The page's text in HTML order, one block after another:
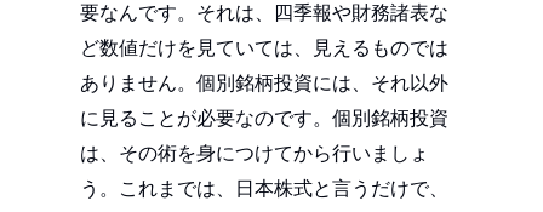
要なんです。それは、四季報や財務諸表な
ど数値だけを見ていては、見えるものでは
ありません。個別銘柄投資には、それ以外
に見ることが必要なのです。個別銘柄投資
は、その術を身につけてから行いましょ
う。これまでは、日本株式と言うだけで、